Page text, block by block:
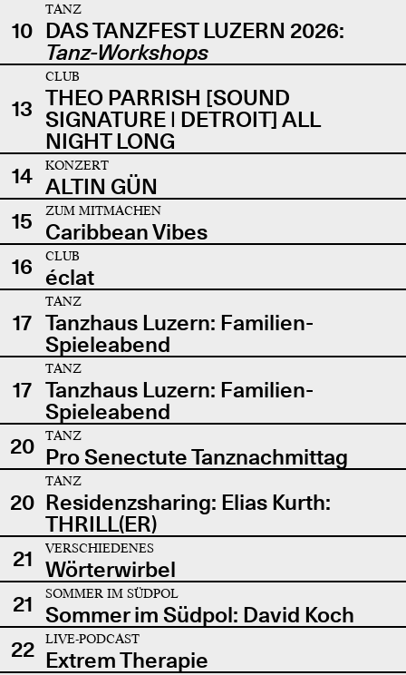
10
TANZ
DAS TANZFEST LUZERN 2026:
Tanz-Workshops
13
CLUB
THEO PARRISH [SOUND
SIGNATURE | DETROIT] ALL
NIGHT LONG
14
KONZERT
ALTIN GÜN
15
ZUM MITMACHEN
Caribbean Vibes
16
CLUB
éclat
17
TANZ
Tanzhaus Luzern: Familien-
Spieleabend
17
TANZ
Tanzhaus Luzern: Familien-
Spieleabend
20
TANZ
Pro Senectute Tanznachmittag
20
TANZ
Residenzsharing: Elias Kurth:
THRILL(ER)
21
VERSCHIEDENES
Wörterwirbel
21
SOMMER IM SÜDPOL
Sommer im Südpol: David Koch
22
LIVE-PODCAST
Extrem Therapie